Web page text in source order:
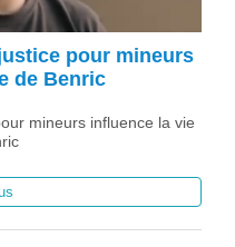
pour mineurs
de Benric
mineurs influence la vie